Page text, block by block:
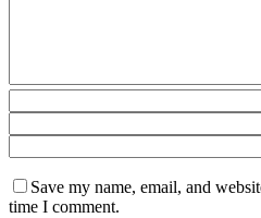
Save my name, email, and
time I comment.